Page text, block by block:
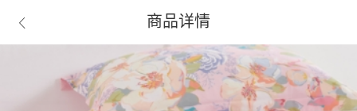
 商品详情